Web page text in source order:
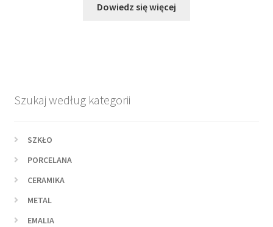
Dowiedz się więcej
Szukaj według kategorii
SZKŁO
PORCELANA
CERAMIKA
METAL
EMALIA